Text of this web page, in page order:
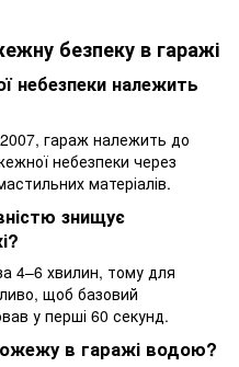
безпеку в гаражі
небезпеки належить
гараж належить до
небезпеки через
матеріалів.
знищує
4–6 хвилин, тому для
щоб базовий
у перші 60 секунд.
в гаражі водою?